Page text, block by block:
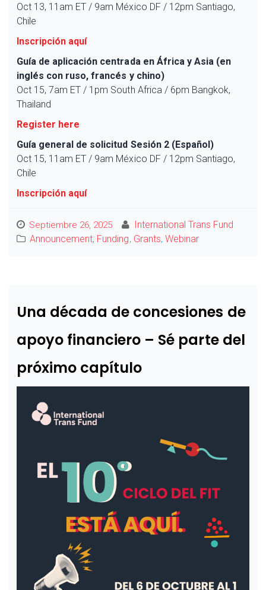
Oct 13, 11am ET / 9am México DF / 12pm Santiago,
Chile
Inscripción aquí
Guía de aplicación centrada en África y Asia (en
inglés con ruso, francés y chino)
Oct 15, 7am ET / 1pm South Africa / 6pm Bangkok,
Thailand
Register here
Guía general de solicitud Sesión 2 (Español)
Oct 15, 11am ET / 9am México DF / 12pm Santiago,
Chile
Inscripción aquí
Septiembre 26, 2025
International Trans Fund
Announcement, Funding, Grants, Webinar
Una década de concesiones de
apoyo financiero – Sé parte del
próximo capítulo